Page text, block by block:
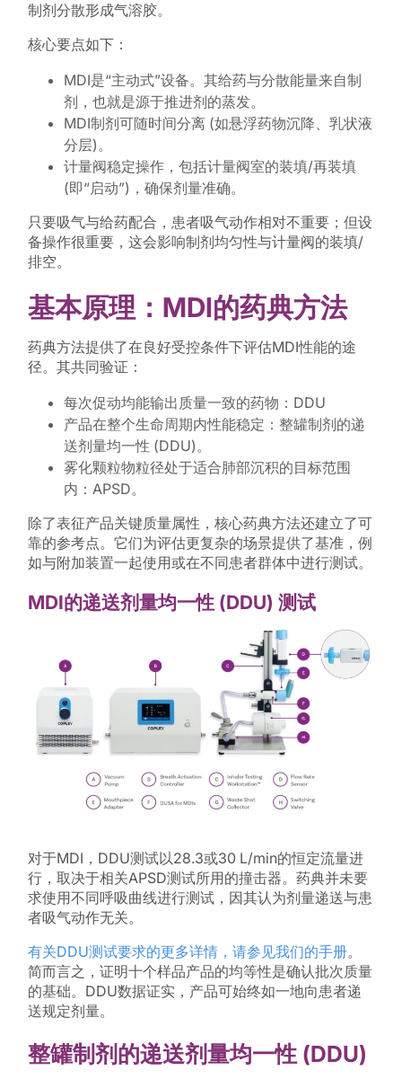
制剂分散形成气溶胶。
核心要点如下：
MDI是“主动式”设备。其给药与分散能量来自制
剂，也就是源于推进剂的蒸发。
MDI制剂可随时间分离 (如悬浮药物沉降、乳状液
分层)。
计量阀稳定操作，包括计量阀室的装填/再装填
(即“启动”)，确保剂量准确。
只要吸气与给药配合，患者吸气动作相对不重要；但设
备操作很重要，这会影响制剂均匀性与计量阀的装填/
排空。
基本原理：MDI的药典方法
药典方法提供了在良好受控条件下评估MDI性能的途
径。其共同验证：
每次促动均能输出质量一致的药物：DDU
产品在整个生命周期内性能稳定：整罐制剂的递
送剂量均一性 (DDU)。
雾化颗粒物粒径处于适合肺部沉积的目标范围
内：APSD。
除了表征产品关键质量属性，核心药典方法还建立了可
靠的参考点。它们为评估更复杂的场景提供了基准，例
如与附加装置一起使用或在不同患者群体中进行测试。
MDI的递送剂量均一性 (DDU) 测试
对于MDI，DDU测试以28.3或30 L/min的恒定流量进
行，取决于相关APSD测试所用的撞击器。药典并未要
求使用不同呼吸曲线进行测试，因其认为剂量递送与患
者吸气动作无关。
有关DDU测试要求的更多详情，请参见我们的手册。
简而言之，证明十个样品产品的均等性是确认批次质量
的基础。DDU数据证实，产品可始终如一地向患者递
送规定剂量。
整罐制剂的递送剂量均一性 (DDU)